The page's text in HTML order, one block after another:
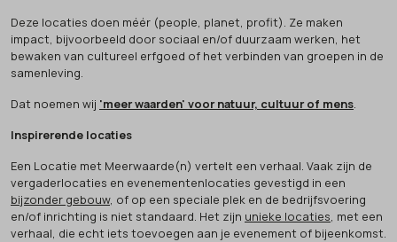
Deze locaties doen méér (people, planet, profit). Ze maken
impact, bijvoorbeeld door sociaal en/of duurzaam werken, het
bewaken van cultureel erfgoed of het verbinden van groepen in de
samenleving.
Dat noemen wij 'meer waarden' voor natuur, cultuur of mens.
Inspirerende locaties
Een Locatie met Meerwaarde(n) vertelt een verhaal. Vaak zijn de
vergaderlocaties en evenementenlocaties gevestigd in een
bijzonder gebouw, of op een speciale plek en de bedrijfsvoering
en/of inrichting is niet standaard. Het zijn unieke locaties, met een
verhaal, die echt iets toevoegen aan je evenement of bijeenkomst.